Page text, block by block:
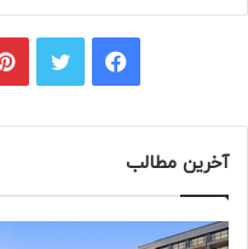
فیسبوکتوییتر
آخرین مطالب